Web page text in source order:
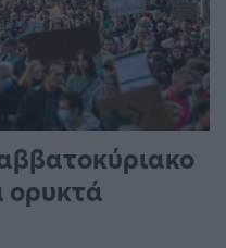
ορυκτά